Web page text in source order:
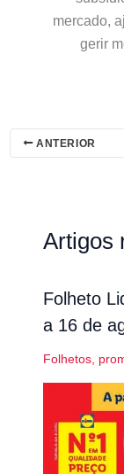
mercado,
gerir
ANTERIOR
Artigos
Folheto
a 16 de
Folhetos,